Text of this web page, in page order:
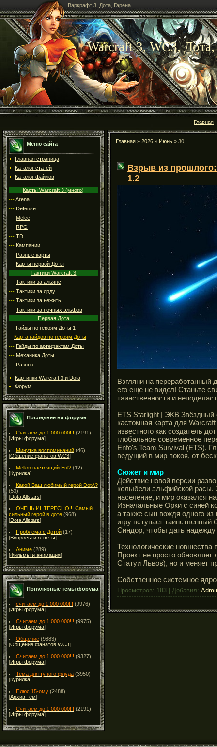
Варкрафт 3, Дота, Гарена
Warcraft 3, WC3, Дота,
Главная
Меню сайта
Главная страница
Каталог статей
Каталог файлов
Карты Warcraft 3 (много)
---Arena
--- Defense
--- Melee
--- RPG
--- TD
--- Кампании
--- Разные карты
--- Карты первой Доты
Тактики Warcraft 3
--- Тактики за альянс
--- Тактики за орду
--- Тактики за нежить
--- Тактики за ночных эльфов
Первая Дота
--- Гайды по героям Доты 1
-- Карта гайдов по героям Доты
--- Гайды по артефактам Доты
--- Механика Доты
--- Разное
Картинки Warcraft 3 и Dota
Форум
Последнее на форуме
Считаем до 1 000 000!!! (2191)
[Игры форума]
Минутка воспоминаний (46)
[Общение фанатов WC3]
Mellon настоящий Eul? (12)
[Курилка]
Какой Ваш любимый герой DotA?
(53)
[Dota Allstars]
ОЧЕНЬ ИНТЕРЕСНО!!! Самый
сильный герой в доте (968)
[Dota Allstars]
Проблема с Дотой (17)
[Вопросы и ответы]
Аниме (289)
[Фильмы и анимация]
Популярные темы форума
считаем до 1 000 000!!! (9976)
[Игры форума]
Считаем до 1 000 000!!! (9975)
[Игры форума]
Общение (9883)
[Общение фанатов WC3]
Считаем до 1 000 000!!! (9327)
[Игры форума]
Тема для тупого флуда (3950)
[Курилка]
Плюс 15-ому (2488)
[Архив тем]
Считаем до 1 000 000!!! (2191)
[Игры форума]
Главная » 2026 » Июнь » 30
Взрыв из прошлого:
1.2
Взгляни на
его еще не видел! Станьте
таинственности и
ETS Starlight | ЭКВ Звёздный
кастомная карта для
известного как создатель
глобальное современное
Enfo's Team Survival (ETS).
ведущий в мир покоя, от
Сюжет и мир
Действие новой версии
колыбели эльфийской расы.
население, и мир оказался
Изначальные Орки с синей
а также сын вождя одного
игру вступает таинственный
Синдор, чтобы дать надежду
Технологические новшества
Проект не просто
Статуи Львов), но и меняет
Собственное системное
Просмотров: 183 | Добавил: